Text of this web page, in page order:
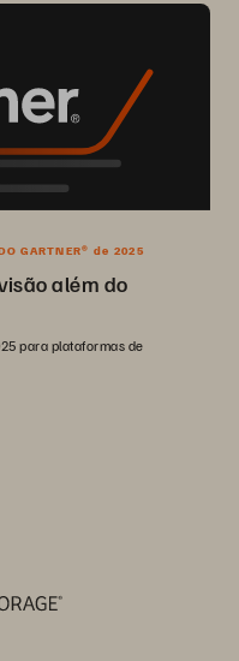
GARTNER® de 2025
além do
para plataformas de